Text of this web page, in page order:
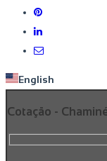
English
Cotação -